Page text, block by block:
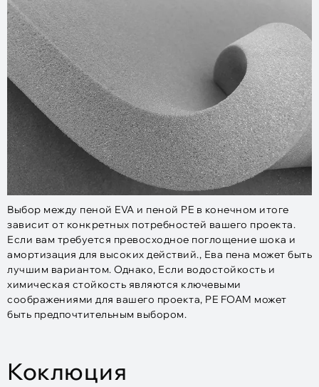
Выбор между пеной EVA и пеной PE в конечном итоге
зависит от конкретных потребностей вашего проекта.
Если вам требуется превосходное поглощение шока и
амортизация для высоких действий., Ева пена может быть
лучшим вариантом. Однако, Если водостойкость и
химическая стойкость являются ключевыми
соображениями для вашего проекта, PE FOAM может
быть предпочтительным выбором.
Коклюция